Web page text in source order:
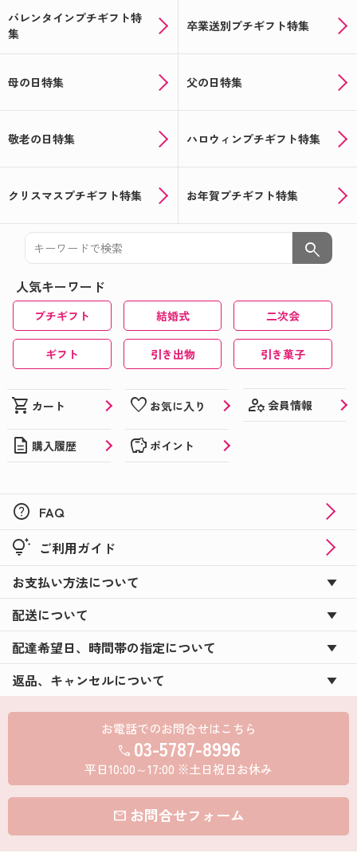
バレンタインプチギフト特
集
卒業送別プチギフト特集
母の日特集 父の日特集
敬老の日特集 ハロウィンプチギフト特集
クリスマスプチギフト特集 お年賀プチギフト特集
search
人気キーワード
プチギフト 結婚式 二次会
ギフト 引き出物 引き菓子
shopping_cart カート favorite お気に入り manage_accounts 会員情報
description 購入履歴 savings ポイント
help FAQ
tips_and_updates ご利用ガイド
お支払い方法について
配送について
配達希望日、時間帯の指定について
返品、キャンセルについて
お電話でのお問合せはこちら
call 03-5787-8996
平日10:00～17:00 ※土日祝日お休み
mail お問合せフォーム